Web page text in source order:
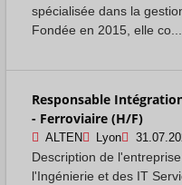
spécialisée dans la
Fondée en 2015, elle co...
Responsable
- Ferroviaire (H/F)
ALTEN Lyon
Description de
l'Ingénierie et des IT